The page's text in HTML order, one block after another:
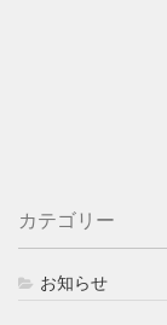
カテゴリー
お知らせ